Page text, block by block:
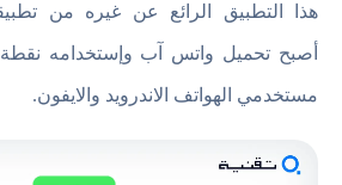
هذا التطبيق الرائع عن غيره من
أصبح تحميل واتس آب وإستخدامه
مستخدمي الهواتف الاندرويد والايفون.